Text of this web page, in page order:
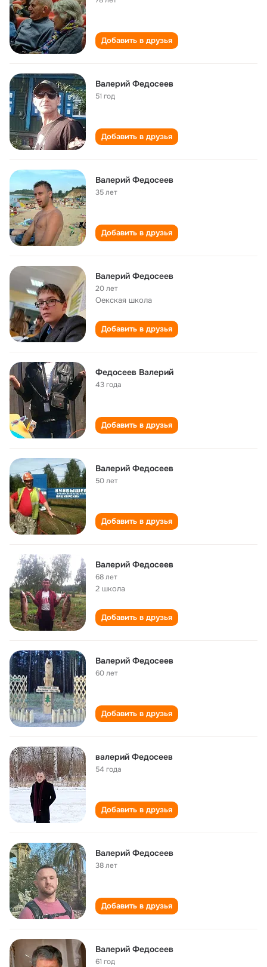
Добавить в друзья
Валерий Федосеев
51 год
Добавить в друзья
Валерий Федосеев
35 лет
Добавить в друзья
Валерий Федосеев
20 лет
Оекская школа
Добавить в друзья
Федосеев Валерий
43 года
Добавить в друзья
Валерий Федосеев
50 лет
Добавить в друзья
Валерий Федосеев
68 лет
2 школа
Добавить в друзья
Валерий Федосеев
60 лет
Добавить в друзья
валерий Федосеев
54 года
Добавить в друзья
Валерий Федосеев
38 лет
Добавить в друзья
Валерий Федосеев
61 год